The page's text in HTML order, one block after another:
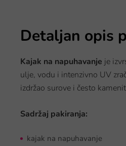
Detaljan opis
Kajak na napuhavanje je
ulje, vodu i intenzivno UV
izdržao surove i često
Sadržaj pakiranja:
kajak na napuhavanje